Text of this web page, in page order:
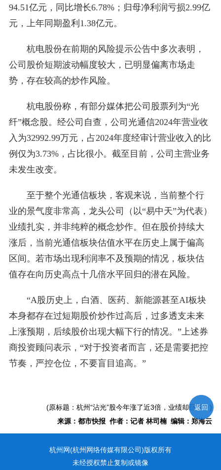
94.51亿元，同比增长6.78%；归母净利润亏损2.99亿
元，上年同期盈利1.38亿元。
杭电股份在前期的风险提示公告中多次表明，
公司股价短期波动幅度较大，已明显偏离市场走
势，存在较高的炒作风险。
杭电股份称，有部分媒体把公司股票列为“光
纤”概念股。经公司自查，公司光通信2024年营业收
入为32992.99万元，占2024年度经审计营业收入的比
例仅为3.73%，占比很小。截至目前，公司主营业务
未发生改变。
至于整个光通信板块，客观来说，当前整个行
业的景气度非常高，龙头公司（以“易中天”为代表）
业绩扎实，并非纯粹的概念炒作。但在股价持续大
涨后，当前光通信板块估值水平在历史上属于偏高
区间。若市场出现利润率不及预期的情况，板块估
值存在向历史高点十几倍水平回归的潜在风险。
“A股历史上，白酒、医药、新能源甚至AI板块
本身都存在过短期股价炒作过高后，过多透支未来
上涨预期，后续股价出现大幅下行的情况。”上述券
商投资顾问表示，“对于投资者而言，还是需要把控
节奏，严控仓位，不要盲目追高。”
(原标题：杭州“沾光”股今年涨了近3倍，业绩却巨亏！)
来源：都市快报 作者：记者 林司楠 编辑：郑海云
杭州网(杭州网络传媒有限公司)版权所有
未经授权禁止复制或镜像
返回